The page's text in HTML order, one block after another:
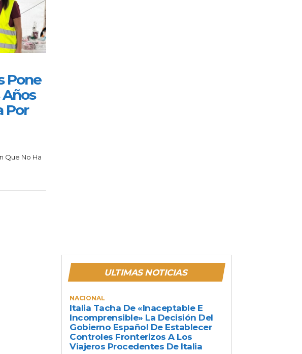
Pone
Años
Por
Que No Ha
ULTIMAS NOTICIAS
NACIONAL
Italia Tacha De «inaceptable E
Incomprensible» La Decisión Del
Gobierno Español De Establecer
Controles Fronterizos A Los
Viajeros Procedentes De Italia